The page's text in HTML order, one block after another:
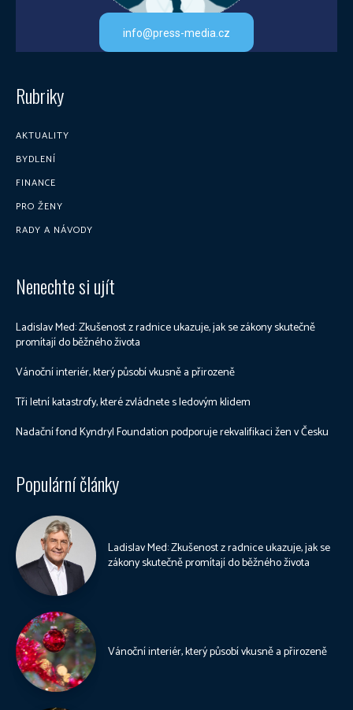
info@press-media.cz
Rubriky
AKTUALITY
BYDLENÍ
FINANCE
PRO ŽENY
RADY A NÁVODY
Nenechte si ujít
Ladislav Med: Zkušenost z radnice ukazuje, jak se zákony skutečně
promítají do běžného života
Vánoční interiér, který působí vkusně a přirozeně
Tři letní katastrofy, které zvládnete s ledovým klidem
Nadační fond Kyndryl Foundation podporuje rekvalifikaci žen v Česku
Populární články
Ladislav Med: Zkušenost z radnice ukazuje, jak se
zákony skutečně promítají do běžného života
Vánoční interiér, který působí vkusně a přirozeně